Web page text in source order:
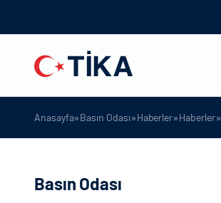
Anasayfa»Basın Odası»Haberler»Haberler»
Basın Odası